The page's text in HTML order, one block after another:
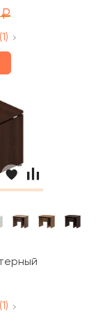
(1)
Gr-8k
(1)